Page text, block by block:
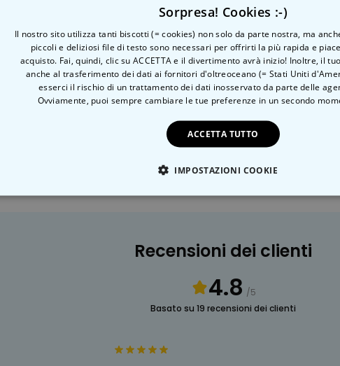
Alfresco sfacciato Giardino
Recensioni dei clienti
4.8 /5
Basato su 19 recensioni dei clienti
Sorpresa! Cookies :-)
Il nostro sito utilizza tanti biscotti (= cookies) non solo da parte nostra, ma
piccoli e deliziosi file di testo sono necessari per offrirti la più rapida e
acquisto. Fai, quindi, clic su ACCETTA e il divertimento avrà inizio! Inoltre, il
anche al trasferimento dei dati ai fornitori d'oltreoceano (= Stati Uniti
esserci il rischio di un trattamento dei dati inosservato da parte delle
Ovviamente, puoi sempre cambiare le tue preferenze in un secondo
ACCETTA TUTTO
IMPOSTAZIONI COOKIE
STRETTAMENTE NECESSARIO PRESTAZIONI MARKETING